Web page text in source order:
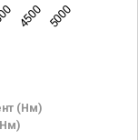
(Нм)
4500 5000